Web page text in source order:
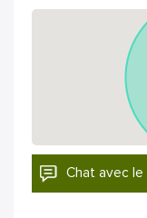
Chat avec